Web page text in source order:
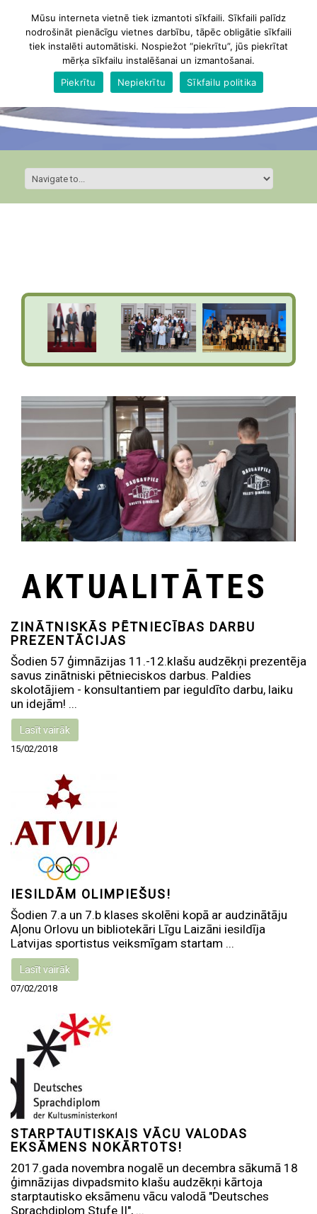
AKTUALITĀTES
ZINĀTNISKĀS PĒTNIECĪBAS DARBU
PREZENTĀCIJAS
Šodien 57 ģimnāzijas 11.-12.klašu audzēkņi prezentēja
savus zinātniski pētnieciskos darbus. Paldies
skolotājiem - konsultantiem par ieguldīto darbu, laiku
un idejām! ...
Lasīt vairāk
15/02/2018
IESILDĀM OLIMPIEŠUS!
Šodien 7.a un 7.b klases skolēni kopā ar audzinātāju
Aļonu Orlovu un bibliotekāri Līgu Laizāni iesildīja
Latvijas sportistus veiksmīgam startam ...
Lasīt vairāk
07/02/2018
STARPTAUTISKAIS VĀCU VALODAS
EKSĀMENS NOKĀRTOTS!
2017.gada novembra nogalē un decembra sākumā 18
ģimnāzijas divpadsmito klašu audzēkņi kārtoja
starptautisko eksāmenu vācu valodā "Deutsches
Sprachdiplom Stufe II", ...
Mūsu interneta vietnē tiek izmantoti sīkfaili. Sīkfaili palīdz
nodrošināt pienācīgu vietnes darbību, tāpēc obligātie sīkfaili
tiek instalēti automātiski. Nospiežot “piekrītu”, jūs piekrītat
mērķa sīkfailu instalēšanai un izmantošanai.
Piekrītu
Nepiekrītu Sīkfailu politika